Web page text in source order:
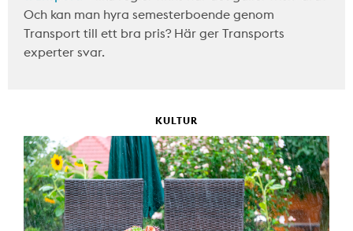
Och kan man hyra semesterboende genom
Transport till ett bra pris? Här ger Transports
experter svar.
KULTUR